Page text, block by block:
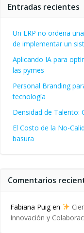
Entradas recientes
Un ERP no ordena
de implementar un
Aplicando IA para
las pymes
Personal Branding
tecnología
Densidad de Talento:
El Costo de la No-
basura
Comentarios
Fabiana Puigen
Innovación y